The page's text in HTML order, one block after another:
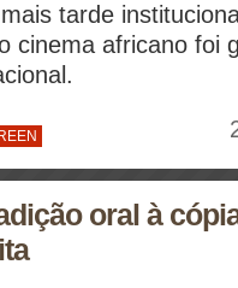
tarde
cinema africano foi
oral à